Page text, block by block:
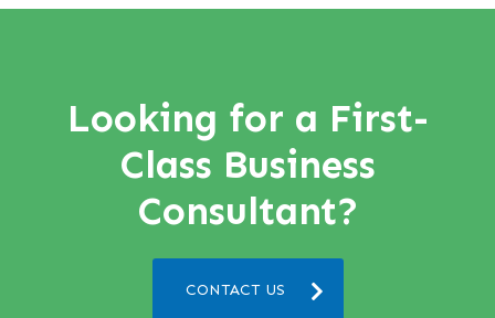
Looking for a First-
Class Business
Consultant?
CONTACT US